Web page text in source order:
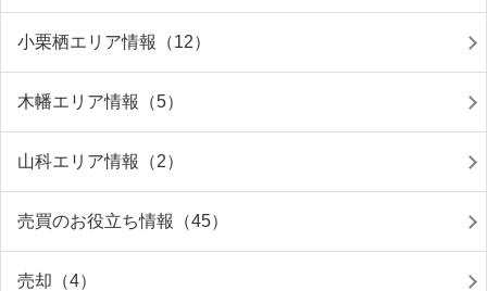
小栗栖エリア情報（12）
木幡エリア情報（5）
山科エリア情報（2）
売買のお役立ち情報（45）
売却（4）